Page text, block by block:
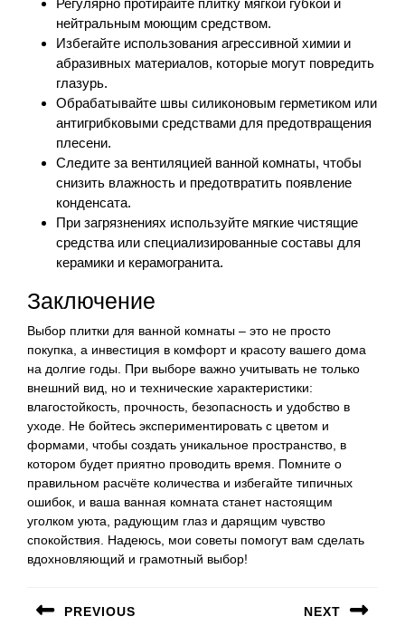
нейтральным моющим средством.
Избегайте использования агрессивной химии и
абразивных материалов, которые могут повредить
глазурь.
Обрабатывайте швы силиконовым герметиком или
антигрибковыми средствами для предотвращения
плесени.
Следите за вентиляцией ванной комнаты, чтобы
снизить влажность и предотвратить появление
конденсата.
При загрязнениях используйте мягкие чистящие
средства или специализированные составы для
керамики и керамогранита.
Заключение
Выбор плитки для ванной комнаты – это не просто
покупка, а инвестиция в комфорт и красоту вашего дома
на долгие годы. При выборе важно учитывать не только
внешний вид, но и технические характеристики:
влагостойкость, прочность, безопасность и удобство в
уходе. Не бойтесь экспериментировать с цветом и
формами, чтобы создать уникальное пространство, в
котором будет приятно проводить время. Помните о
правильном расчёте количества и избегайте типичных
ошибок, и ваша ванная комната станет настоящим
уголком уюта, радующим глаз и дарящим чувство
спокойствия. Надеюсь, мои советы помогут вам сделать
вдохновляющий и грамотный выбор!
PREVIOUS NEXT